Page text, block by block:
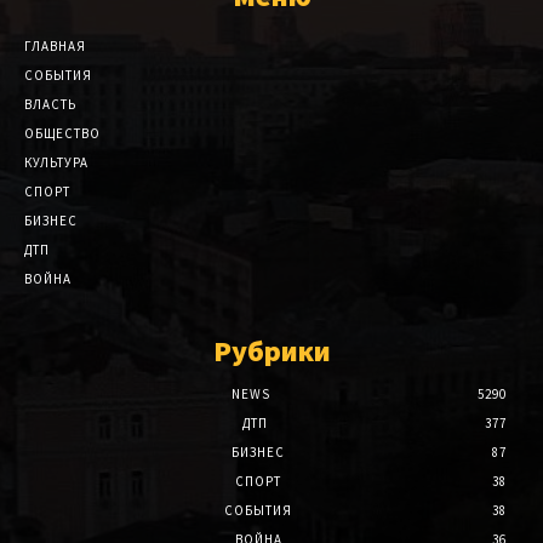
ГЛАВНАЯ
СОБЫТИЯ
ВЛАСТЬ
ОБЩЕСТВО
КУЛЬТУРА
СПОРТ
БИЗНЕС
ДТП
ВОЙНА
Рубрики
NEWS
5290
ДТП
377
БИЗНЕС
87
СПОРТ
38
СОБЫТИЯ
38
ВОЙНА
36